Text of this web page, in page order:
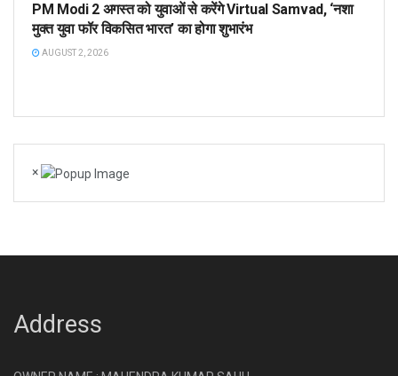
PM Modi 2 अगस्त को युवाओं से करेंगे Virtual Samvad, ‘नशा
मुक्त युवा फॉर विकसित भारत’ का होगा शुभारंभ
AUGUST 2, 2026
×
Address